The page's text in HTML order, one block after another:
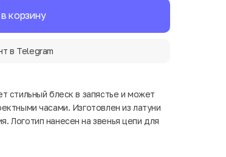
корзину
в Telegram
стильный блеск в запястье и может
часами. Изготовлен из латуни
Логотип нанесен на звенья цепи для